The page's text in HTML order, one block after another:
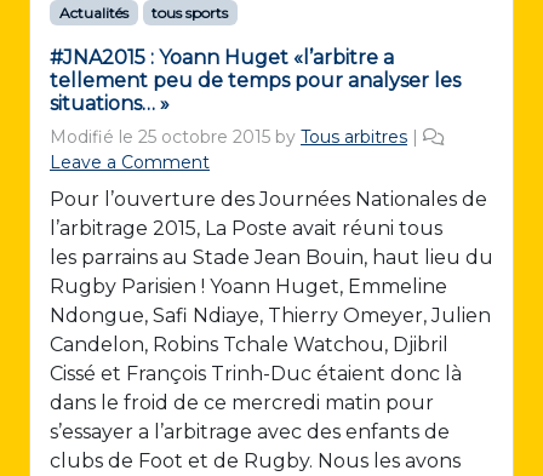
Actualités tous sports
#JNA2015 : Yoann Huget «l’arbitre a
tellement peu de temps pour analyser les
situations… »
Modifié le 25 octobre 2015 by Tous arbitres |
Leave a Comment
Pour l’ouverture des Journées Nationales de
l’arbitrage 2015, La Poste avait réuni tous
les parrains au Stade Jean Bouin, haut lieu du
Rugby Parisien ! Yoann Huget, Emmeline
Ndongue, Safi Ndiaye, Thierry Omeyer, Julien
Candelon, Robins Tchale Watchou, Djibril
Cissé et François Trinh-Duc étaient donc là
dans le froid de ce mercredi matin pour
s’essayer a l’arbitrage avec des enfants de
clubs de Foot et de Rugby. Nous les avons